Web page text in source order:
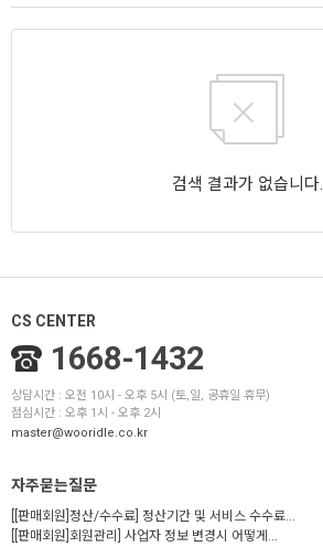
검색 결과가 없습니다.
CS CENTER
1668-1432
상담시간 : 오전 10시 - 오후 5시 (토,일, 공휴일 휴무)
점심시간 : 오후 1시 - 오후 2시
master@wooridle.co.kr
자주묻는질문
[[판매회원]정산/수수료] 정산기간 및 서비스 수수료...
[[판매회원]회원관리] 사업자 정보 변경시 어떻게...